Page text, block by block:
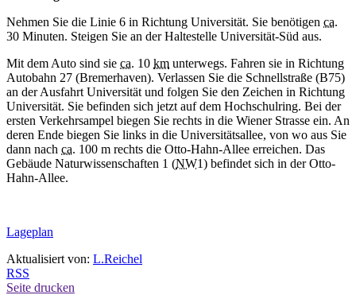
Nehmen Sie die Linie 6 in Richtung Universität. Sie benötigen ca.
30 Minuten. Steigen Sie an der Haltestelle Universität-Süd aus.
Mit dem Auto sind sie ca. 10 km unterwegs. Fahren sie in Richtung
Autobahn 27 (Bremerhaven). Verlassen Sie die Schnellstraße (B75)
an der Ausfahrt Universität und folgen Sie den Zeichen in Richtung
Universität. Sie befinden sich jetzt auf dem Hochschulring. Bei der
ersten Verkehrsampel biegen Sie rechts in die Wiener Strasse ein. An
deren Ende biegen Sie links in die Universitätsallee, von wo aus Sie
dann nach ca. 100 m rechts die Otto-Hahn-Allee erreichen. Das
Gebäude Naturwissenschaften 1 (NW1) befindet sich in der Otto-
Hahn-Allee.
Lageplan
Aktualisiert von: L.Reichel
RSS
Seite drucken